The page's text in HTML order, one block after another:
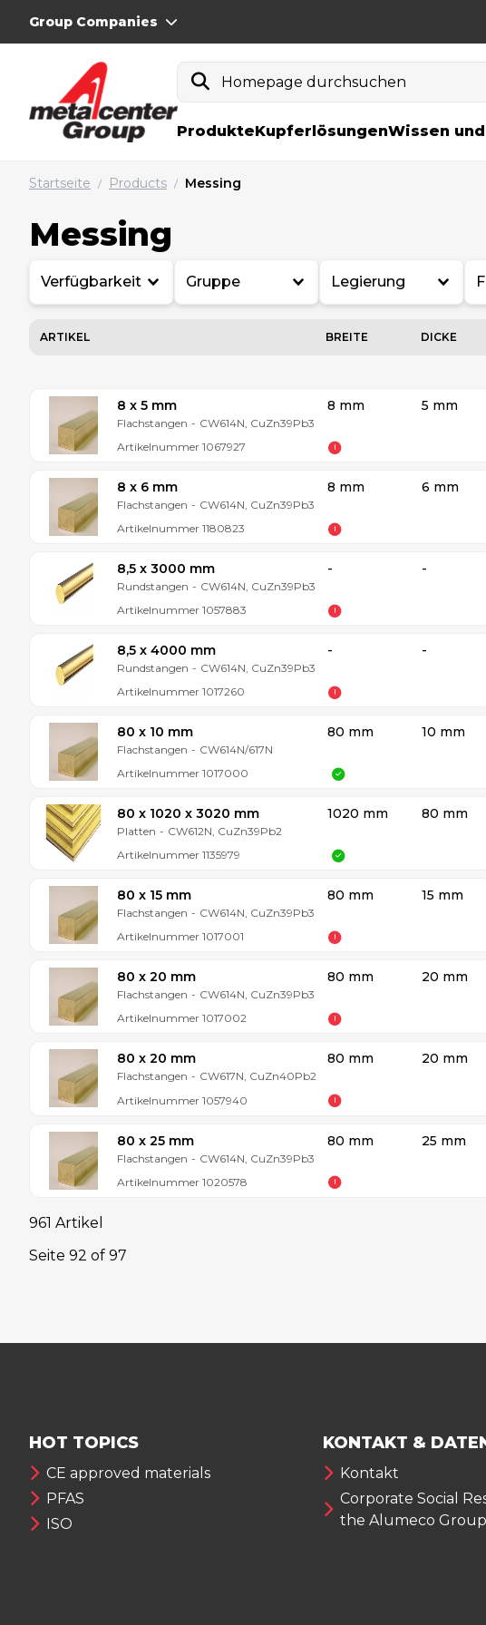
Group Companies
Homepage durchsuchen
ProdukteKupferlösungenWissen
Startseite / Products / Messing
Messing
Verfügbarkeit Gruppe Legierung
ARTIKEL BREITE DICKE
8 x 5 mm
Flachstangen - CW614N, CuZn39Pb3
Artikelnummer 1067927
8 mm 5 mm
8 x 6 mm
Flachstangen - CW614N, CuZn39Pb3
Artikelnummer 1180823
8 mm 6 mm
8,5 x 3000 mm
Rundstangen - CW614N, CuZn39Pb3
Artikelnummer 1057883
- -
8,5 x 4000 mm
Rundstangen - CW614N, CuZn39Pb3
Artikelnummer 1017260
- -
80 x 10 mm
Flachstangen - CW614N/617N
Artikelnummer 1017000
80 mm 10 mm
80 x 1020 x 3020 mm
Platten - CW612N, CuZn39Pb2
Artikelnummer 1135979
1020 mm 80 mm
80 x 15 mm
Flachstangen - CW614N, CuZn39Pb3
Artikelnummer 1017001
80 mm 15 mm
80 x 20 mm
Flachstangen - CW614N, CuZn39Pb3
Artikelnummer 1017002
80 mm 20 mm
80 x 20 mm
Flachstangen - CW617N, CuZn40Pb2
Artikelnummer 1057940
80 mm 20 mm
80 x 25 mm
Flachstangen - CW614N, CuZn39Pb3
Artikelnummer 1020578
80 mm 25 mm
961 Artikel
Seite 92 of 97
HOT TOPICS
CE approved materials
PFAS
ISO
KONTAKT &
Kontakt
Corporate Social
the Alumeco Group